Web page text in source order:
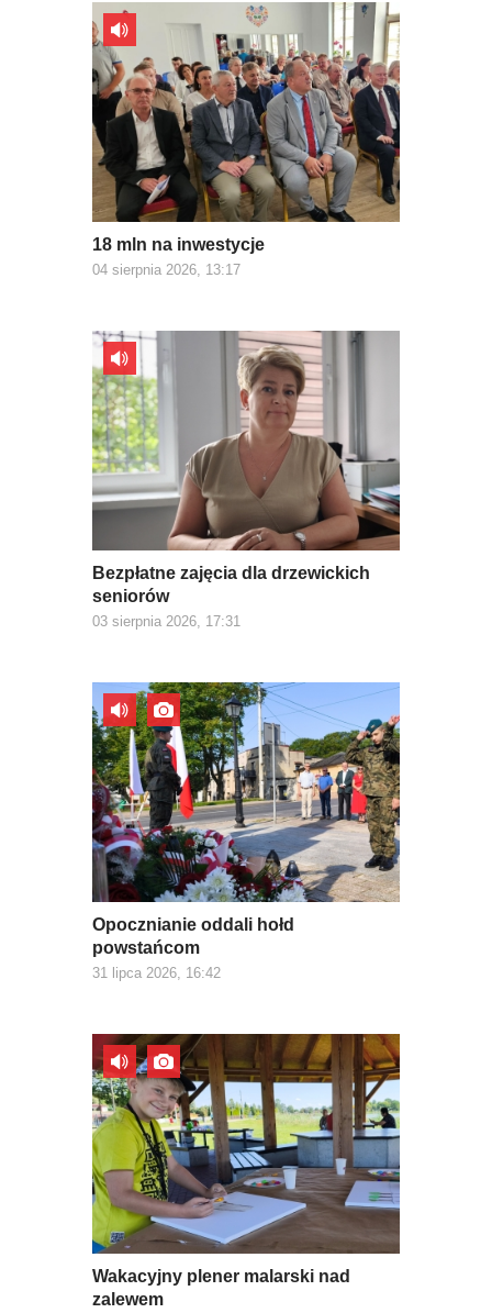
18 mln na inwestycje
04 sierpnia 2026, 13:17
Bezpłatne zajęcia dla drzewickich
seniorów
03 sierpnia 2026, 17:31
Opocznianie oddali hołd
powstańcom
31 lipca 2026, 16:42
Wakacyjny plener malarski nad
zalewem